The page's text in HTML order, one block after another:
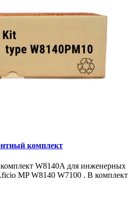
комплект
W8140A для инженерных
MP W8140 W7100 . В комплект